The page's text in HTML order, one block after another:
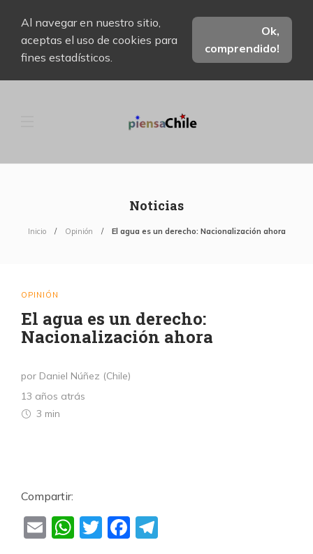
Al navegar en nuestro sitio,
aceptas el uso de cookies para
fines estadísticos.
Ok,
comprendido!
Noticias
Inicio Opinión El agua es un derecho: Nacionalización ahora
OPINIÓN
El agua es un derecho:
Nacionalización ahora
por Daniel Núñez (Chile)
13 años atrás
3 min
Compartir:
EmailWhatsApp
TwitterFacebook